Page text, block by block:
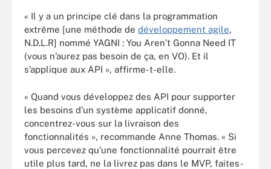
« Il y a un principe clé dans la programmation
extrême [une méthode de développement agile,
N.D.L.R] nommé YAGNI : You Aren’t Gonna Need IT
(vous n’aurez pas besoin de ça, en VO). Et il
s’applique aux API », affirme-t-elle.
« Quand vous développez des API pour supporter
les besoins d’un système applicatif donné,
concentrez-vous sur la livraison des
fonctionnalités », recommande Anne Thomas. « Si
vous percevez qu’une fonctionnalité pourrait être
utile plus tard, ne la livrez pas dans le MVP, faites-